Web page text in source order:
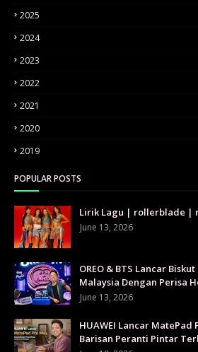
2025
2024
2023
2022
2021
2020
2019
POPULAR POSTS
Lirik Lagu | rollerblade |
June 13, 2026
OREO & BTS Lancar
Malaysia Dengan Perisa
June 13, 2026
HUAWEI Lancar MatePad
Barisan Peranti Pintar